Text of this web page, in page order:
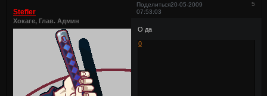
Поделиться 5
20-05-2009
07:53:03
Stefler
Хокаге, Глав. Админ
О да
0